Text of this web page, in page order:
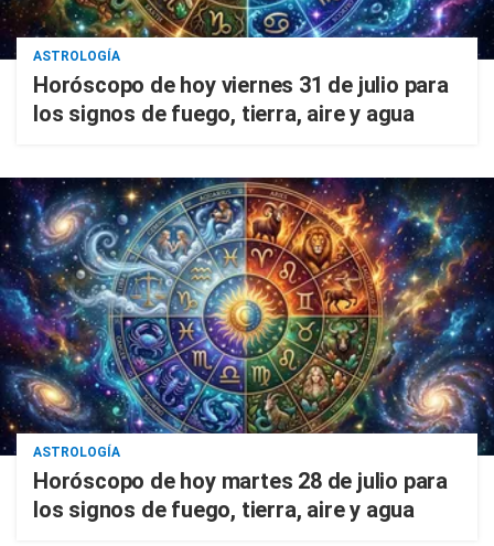
ASTROLOGÍA
Horóscopo de hoy viernes 31 de julio para
los signos de fuego, tierra, aire y agua
ASTROLOGÍA
Horóscopo de hoy martes 28 de julio para
los signos de fuego, tierra, aire y agua